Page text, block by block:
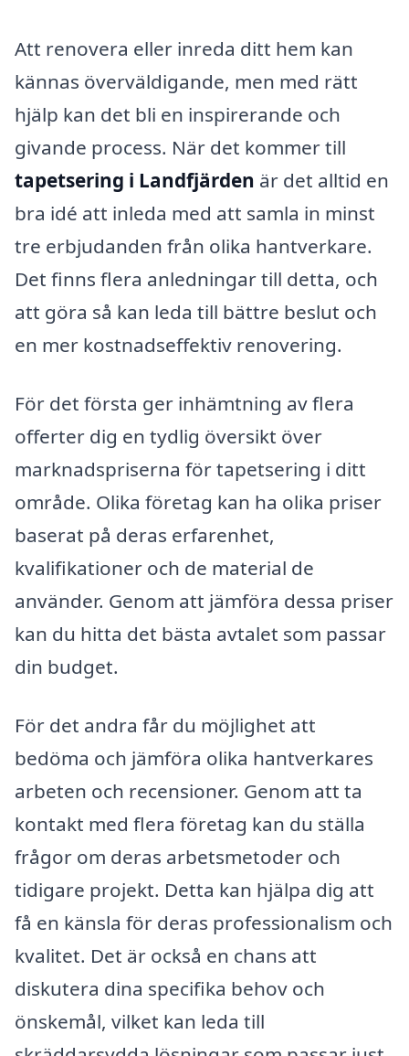
Att renovera eller inreda ditt hem kan
kännas överväldigande, men med rätt
hjälp kan det bli en inspirerande och
givande process. När det kommer till
tapetsering i Landfjärden är det alltid en
bra idé att inleda med att samla in minst
tre erbjudanden från olika hantverkare.
Det finns flera anledningar till detta, och
att göra så kan leda till bättre beslut och
en mer kostnadseffektiv renovering.
För det första ger inhämtning av flera
offerter dig en tydlig översikt över
marknadspriserna för tapetsering i ditt
område. Olika företag kan ha olika priser
baserat på deras erfarenhet,
kvalifikationer och de material de
använder. Genom att jämföra dessa priser
kan du hitta det bästa avtalet som passar
din budget.
För det andra får du möjlighet att
bedöma och jämföra olika hantverkares
arbeten och recensioner. Genom att ta
kontakt med flera företag kan du ställa
frågor om deras arbetsmetoder och
tidigare projekt. Detta kan hjälpa dig att
få en känsla för deras professionalism och
kvalitet. Det är också en chans att
diskutera dina specifika behov och
önskemål, vilket kan leda till